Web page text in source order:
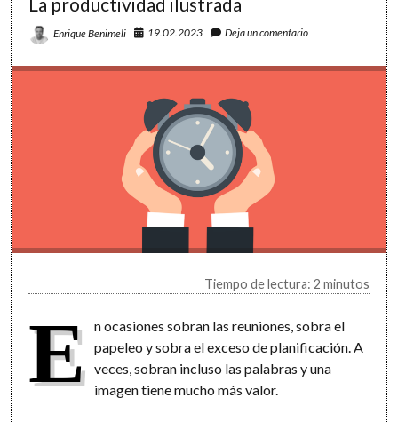
Enrique Benimeli 19.02.2023 Deja un comentario
Tiempo de lectura: 2 minutos
E n ocasiones sobran las reuniones, sobra el
papeleo y sobra el exceso de planificación. A
veces, sobran incluso las palabras y una
imagen tiene mucho más valor.